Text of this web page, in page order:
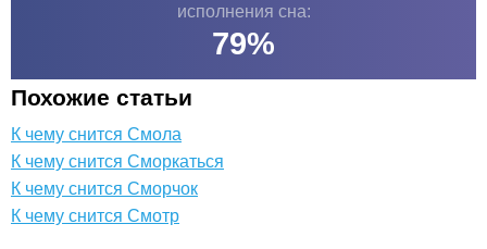
исполнения сна:
79%
Похожие статьи
К чему снится Смола
К чему снится Сморкаться
К чему снится Сморчок
К чему снится Смотр